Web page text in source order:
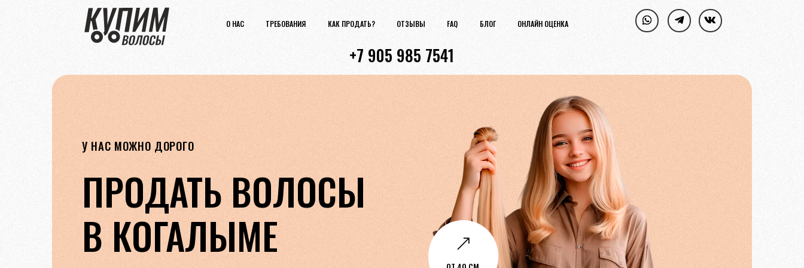
О НАС ТРЕБОВАНИЯ КАК ПРОДАТЬ? ОТЗЫВЫ FAQ БЛОГ ОНЛАЙН ОЦЕНКА
+7 905 985 7541
У НАС МОЖНО ДОРОГО
ПРОДАТЬ ВОЛОСЫ
В КОГАЛЫМЕ
&